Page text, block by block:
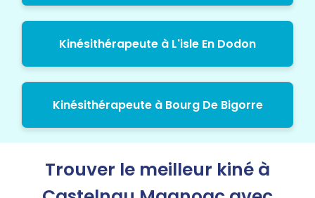
Kinésithérapeute à L'isle En Dodon
Kinésithérapeute à Bourg De Bigorre
Trouver le meilleur kiné à